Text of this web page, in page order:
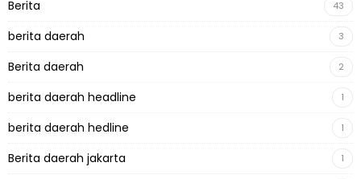
Berita 43
berita daerah 3
Berita daerah 2
berita daerah headline 1
berita daerah hedline 1
Berita daerah jakarta 1